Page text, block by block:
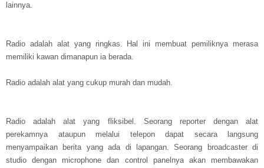
lainnya.
Radio adalah alat yang ringkas. Hal ini membuat pemiliknya merasa
memiliki kawan dimanapun ia berada.
Radio adalah alat yang cukup murah dan mudah.
Radio adalah alat yang fliksibel. Seorang reporter dengan alat
perekamnya ataupun melalui telepon dapat secara langsung
menyampaikan berita yang ada di lapangan. Seorang broadcaster di
studio dengan microphone dan control panelnya akan membawakan